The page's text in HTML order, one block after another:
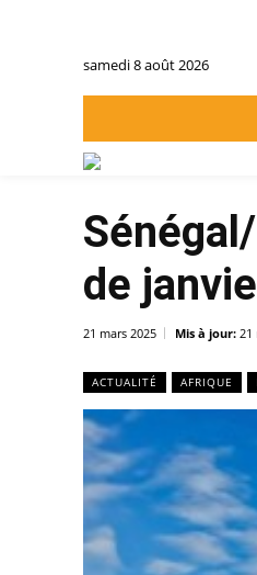
samedi 8 août 2026
de
21 mars 2025 Mis à jour: 21
ACTUALITÉ AFRIQUE